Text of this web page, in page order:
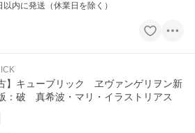
以内に発送（休業日を除く）
古】キューブリック ヱヴァンゲリヲン新
：破 真希波・マリ・イラストリアス